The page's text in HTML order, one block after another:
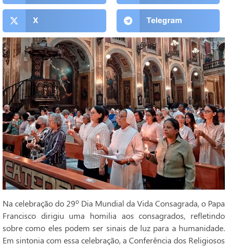
X Telegram
Na celebração do 29º Dia Mundial da Vida Consagrada, o Papa
Francisco dirigiu uma homilia aos consagrados, refletindo
sobre como eles podem ser sinais de luz para a humanidade.
Em sintonia com essa celebração, a Conferência dos Religiosos